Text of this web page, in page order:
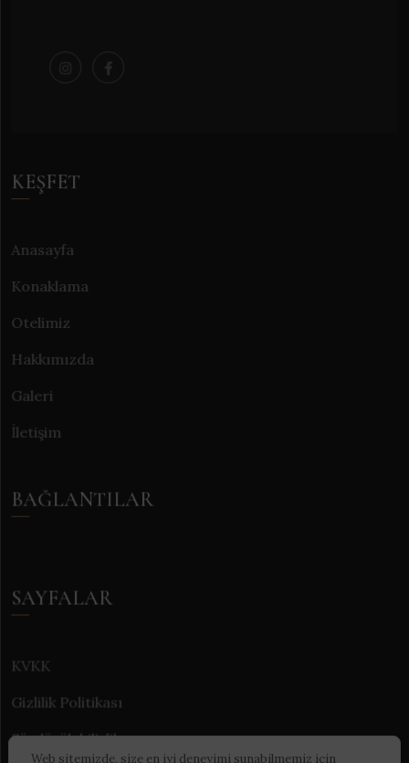
Web sitemizde, size en iyi deneyimi sunabilmemiz için
KEŞFET
Anasayfa
Konaklama
Otelimiz
Hakkımızda
Galeri
İletişim
BAĞLANTILAR
SAYFALAR
KVKK
Gizlilik Politikası
Sürdürülebilirlik